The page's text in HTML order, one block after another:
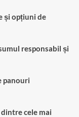
și opțiuni de
responsabil și
panouri
cele mai